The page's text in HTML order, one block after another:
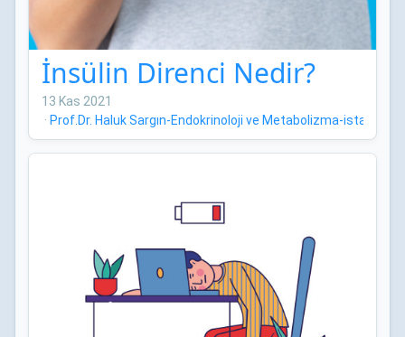
İnsülin Direnci Nedir?
13 Kas 2021
· Prof.Dr. Haluk Sargın-Endokrinoloji ve Metabolizma-istanbul